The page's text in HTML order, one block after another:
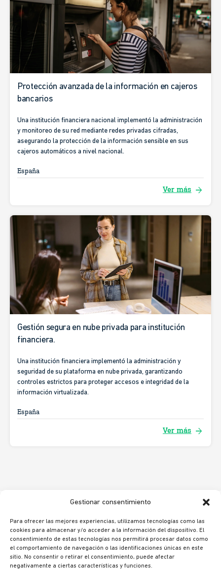
Gestionar consentimiento
Para ofrecer las mejores experiencias, utilizamos tecnologías como las
cookies para almacenar y/o acceder a la información del dispositivo. El
consentimiento de estas tecnologías nos permitirá procesar datos como
el comportamiento de navegación o las identificaciones únicas en este
sitio. No consentir o retirar el consentimiento, puede afectar
negativamente a ciertas características y funciones.
Protección avanzada de la información en cajeros
bancarios
Una institución financiera nacional implementó la administración
y monitoreo de su red mediante redes privadas cifradas,
asegurando la protección de la información sensible en sus
cajeros automáticos a nivel nacional.
España
Ver más arrow_forward
Gestión segura en nube privada para institución
financiera.
Una institución financiera implementó la administración y
seguridad de su plataforma en nube privada, garantizando
controles estrictos para proteger accesos e integridad de la
información virtualizada.
España
Ver más arrow_forward
© Ikusi 2026
Aviso legal